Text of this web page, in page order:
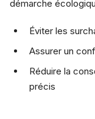
démarche
Éviter les
Assurer un
Réduire la
précis